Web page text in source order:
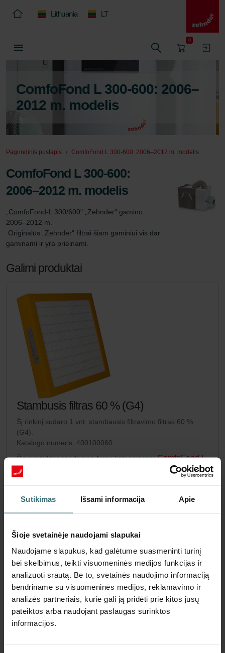
Sutikimas Išsami informacija Apie
Šioje svetainėje naudojami slapukai
Naudojame slapukus, kad galėtume suasmeninti turinį
bei skelbimus, teikti visuomeninės medijos funkcijas ir
analizuoti srautą. Be to, svetainės naudojimo informaciją
bendriname su visuomeninės medijos, reklamavimo ir
analizės partneriais, kurie gali ją pridėti prie kitos jūsų
pateiktos arba naudojant paslaugas surinktos
informacijos.
Lithuania LT
0
ComfoFond L 300-600: 2006–
2012 m. modelis
Pagrindinis puslapis ComfoFond L 300-600: 2006–2012 m. modelis
ComfoFond L 300-600:
2006–2012 m. modelis
„ComfoFond-L 300/600" „Zehnder" gamino
2006–2012 m.
gaminami ir yra prieinami.
Galimi produktai
Stambusis filtras 60 % (G4)
Šį rinkinį sudaro 1 vnt. stambausis filtravimo filtras 60 %
(G4).
Katalogo numeris: 400100060
Šis produktas randamas šiose kategorijose:ComfoFond L
300-600: 2006–2012 m. modelis
77.92
Gaukite produktą su 15% nuolaida
Prenumeruokite ir užsisakykite automatiškai bei periodiškai!
(Pasiūlymas galioja tik privatiems klientams)
66.24 77.92